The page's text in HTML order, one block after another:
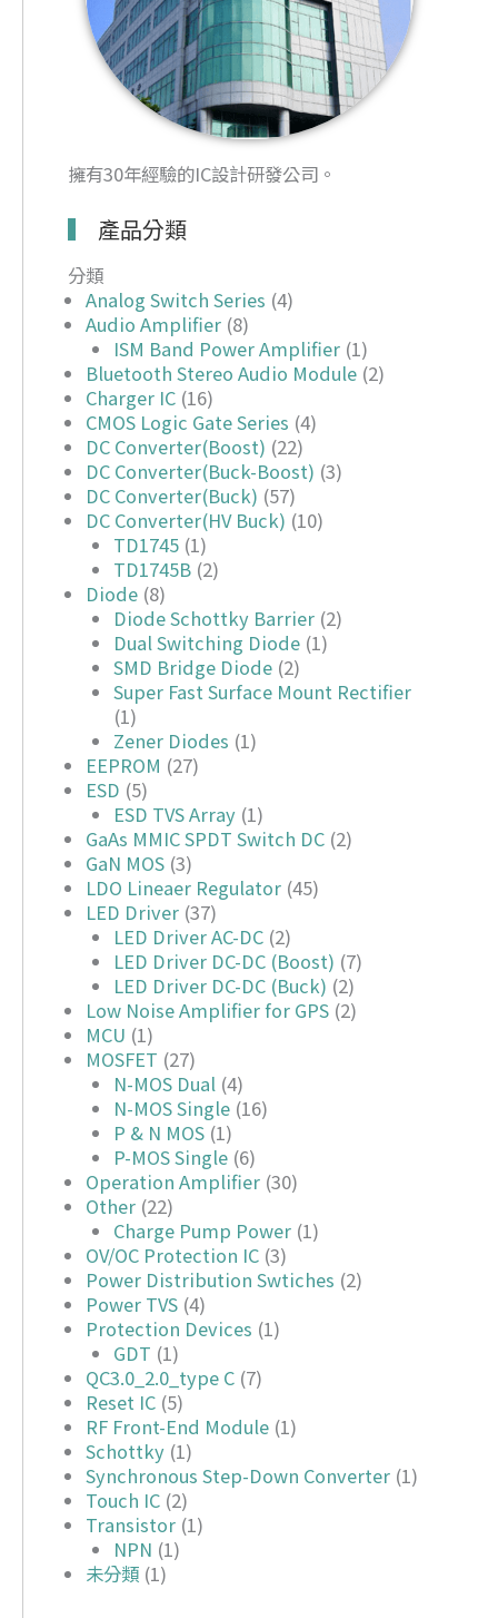
擁有30年經驗的IC設計研發公司。
產品分類
分類
Analog Switch Series (4)
Audio Amplifier (8)
ISM Band Power Amplifier (1)
Bluetooth Stereo Audio Module (2)
Charger IC (16)
CMOS Logic Gate Series (4)
DC Converter(Boost) (22)
DC Converter(Buck-Boost) (3)
DC Converter(Buck) (57)
DC Converter(HV Buck) (10)
TD1745 (1)
TD1745B (2)
Diode (8)
Diode Schottky Barrier (2)
Dual Switching Diode (1)
SMD Bridge Diode (2)
Super Fast Surface Mount Rectifier
(1)
Zener Diodes (1)
EEPROM (27)
ESD (5)
ESD TVS Array (1)
GaAs MMIC SPDT Switch DC (2)
GaN MOS (3)
LDO Lineaer Regulator (45)
LED Driver (37)
LED Driver AC-DC (2)
LED Driver DC-DC (Boost) (7)
LED Driver DC-DC (Buck) (2)
Low Noise Amplifier for GPS (2)
MCU (1)
MOSFET (27)
N-MOS Dual (4)
N-MOS Single (16)
P & N MOS (1)
P-MOS Single (6)
Operation Amplifier (30)
Other (22)
Charge Pump Power (1)
OV/OC Protection IC (3)
Power Distribution Swtiches (2)
Power TVS (4)
Protection Devices (1)
GDT (1)
QC3.0_2.0_type C (7)
Reset IC (5)
RF Front-End Module (1)
Schottky (1)
Synchronous Step-Down Converter (1)
Touch IC (2)
Transistor (1)
NPN (1)
未分類 (1)